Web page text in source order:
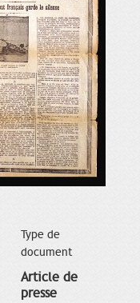
Type de
document
Article de
presse